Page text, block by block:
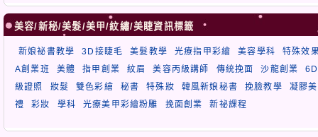
美容/新秘/美髮/美甲/紋繡/美睫資訊標籤
新娘祕書教學 3D接睫毛 美髮教學 光療指甲彩繪 美容學科
特殊效
A創業班
美體 指甲創業 紋眉 美容丙級講師 傳統挽面 沙龍創業
級證照
妝髮 雙色彩繪 秘書 特殊妝 韓風新娘秘書 挽臉教學
凝膠
禮
彩妝 學科 光療美甲彩繪粉雕 挽面創業 新祕課程